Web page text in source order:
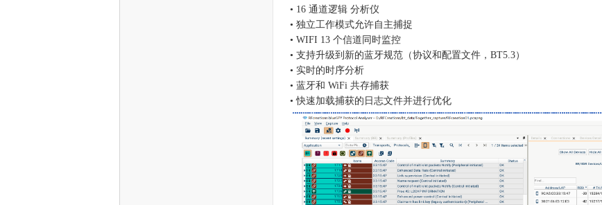
• 16 通道逻辑 分析仪
• 独立工作模式允许自主捕捉
• WIFI 13 个信道同时监控
• 支持升级到新的蓝牙规范（协议和配置文件，BT5.3）
• 实时的时序分析
• 蓝牙和 WiFi 共存捕获
• 快速加载捕获的日志文件并进行优化